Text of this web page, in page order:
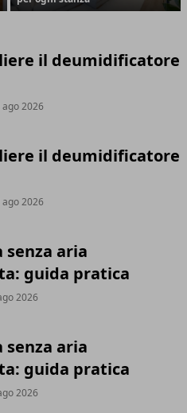
il deumidificatore
ago 2026
il deumidificatore
ago 2026
senza aria
guida pratica
2026
senza aria
guida pratica
2026